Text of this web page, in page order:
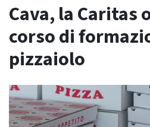
Cava, la Caritas
corso di
pizzaiolo